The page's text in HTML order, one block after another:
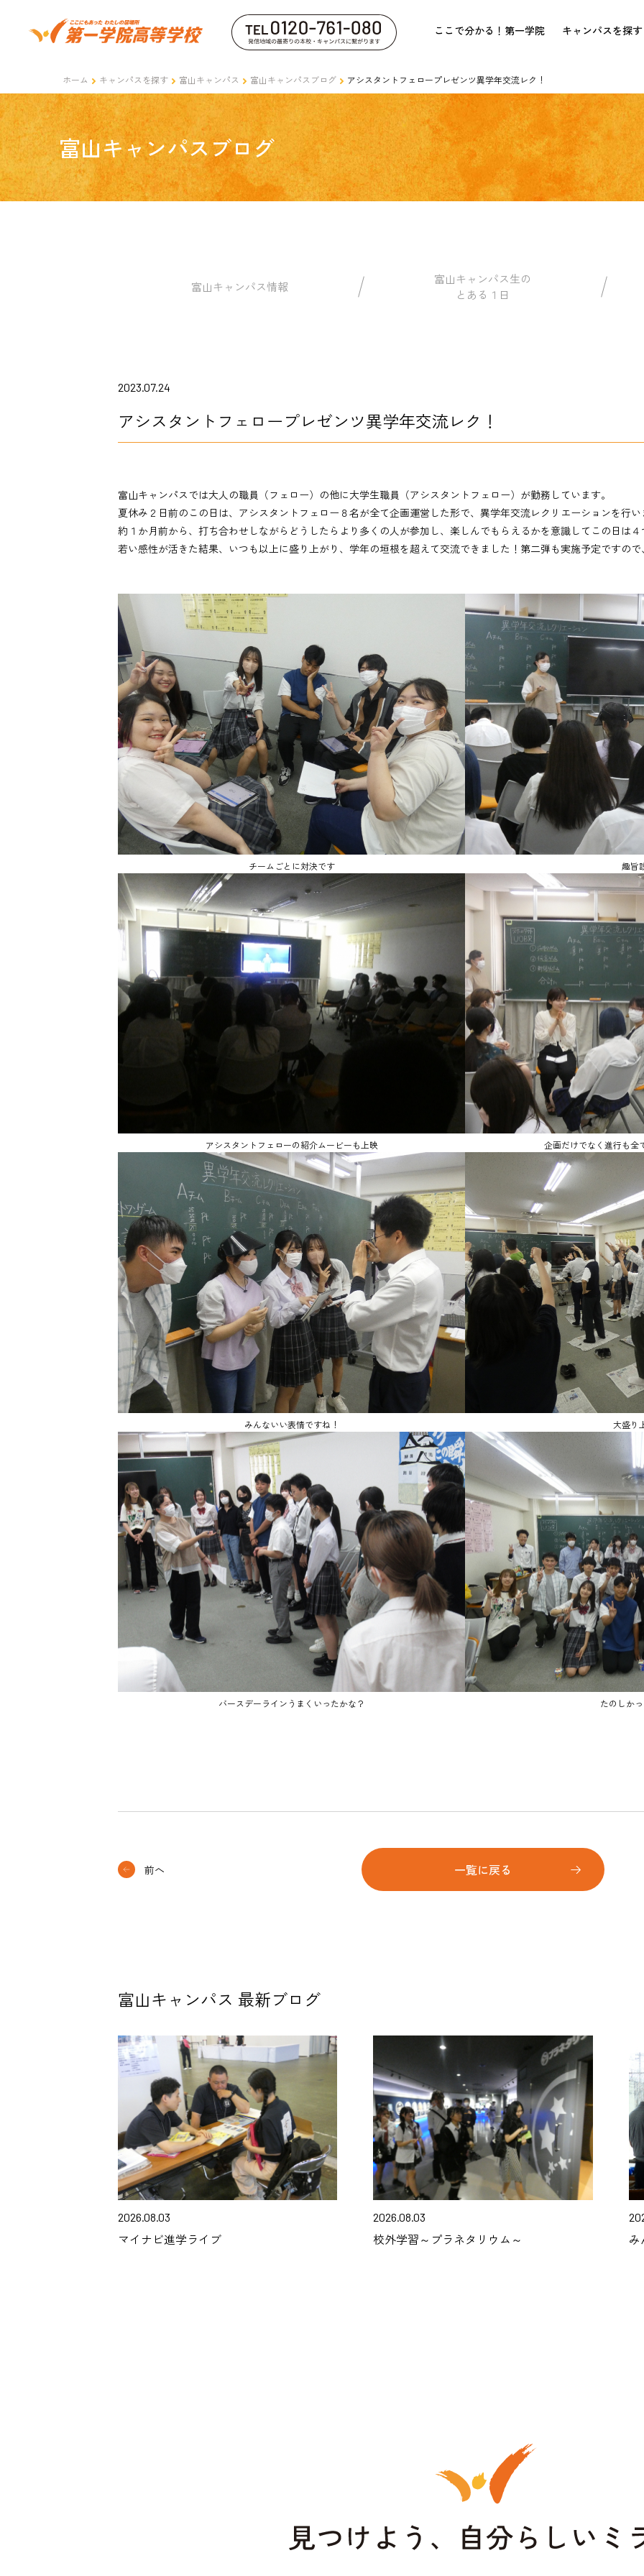
ここで分かる！第一学院 キャンパスを探す
ホーム キャンパスを探す 富山キャンパス 富山キャンパスブログ アシスタントフェロープレゼンツ異学年交流レク！
富山キャンパスブログ
富山キャンパス情報
富山キャンパス生の
とある１日
2023.07.24
アシスタントフェロープレゼンツ異学年交流レク！
富山キャンパスでは大人の職員（フェロー）の他に大学生職員（アシスタントフェロー）が勤務しています。
夏休み２日前のこの日は、アシスタントフェロー８名が全て企画運営した形で、異学年交流レクリエーションを行
約１か月前から、打ち合わせしながらどうしたらより多くの人が参加し、楽しんでもらえるかを意識してこの日は
若い感性が活きた結果、いつも以上に盛り上がり、学年の垣根を超えて交流できました！第二弾も実施予定ですの
チームごとに対決です 趣旨
アシスタントフェローの紹介ムービーも上映 企画だけでなく進行も全
みんないい表情ですね！ 大盛り
バースデーラインうまくいったかな？ たのしか
前へ 一覧に戻る
富山キャンパス 最新ブログ
2026.08.03
マイナビ進学ライブ
2026.08.03
校外学習～プラネタリウム～